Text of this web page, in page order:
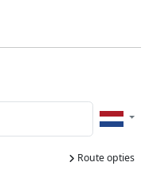
Route opties